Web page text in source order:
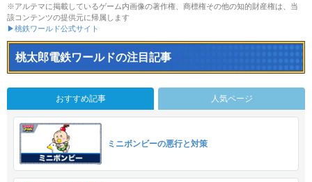
※アルテマに掲載しているゲーム内画像の著作権、商標権その他の知的財産権は、当
該コンテンツの提供元に帰属します
▶桃鉄ワールド公式サイト
桃太郎電鉄ワールドの注目記事
おすすめ記事 人気ページ
ミニボンビーの悪行と対策